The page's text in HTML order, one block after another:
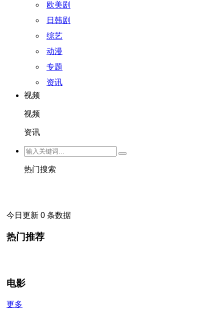
欧美剧
日韩剧
综艺
动漫
专题
资讯
视频
视频
资讯
热门搜索
今日更新 0 条数据
热门推荐
电影
更多